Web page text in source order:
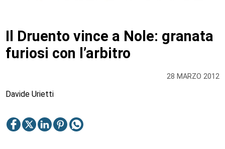
28 MARZO 2012
Il Druento vince a Nole: granata
furiosi con l’arbitro
Davide Urietti